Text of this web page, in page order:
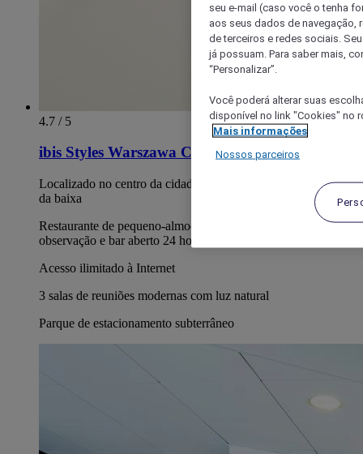
4.7 / 5
ibis Styles Warszawa City
Localizado no centro da cidade, próximo da histórica Wola e
da baixa
Restaurante de pequeno-almoço com plataforma de
observação e bar aberto 24 horas
Acesso ilimitado à Internet
3 salas de reuniões modernas com luz natural
Parque de estacionamento subterrâneo
seu e-mail (caso você o tenha
aos seus dados de navegação,
de terceiros e redes sociais.
já possuam. Para saber mais,
“Personalizar”.
Você poderá alterar suas
disponível no link "Cookies" no
Mais informações
Nossos parceiros